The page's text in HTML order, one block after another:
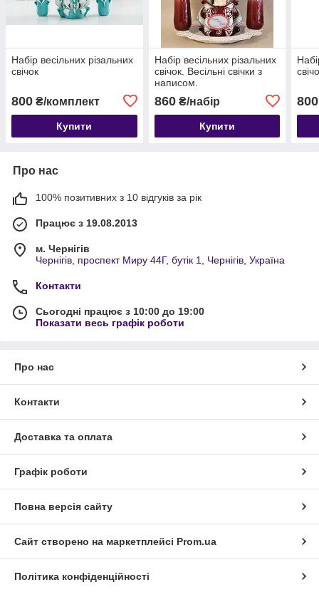
Набір весільних різальних
свічок
800 ₴/комплект
Купити
Набір весільних різальних
свічок. Весільні свічки з
написом.
860₴/набір
Купити
800
Про нас
100% позитивних з 10 відгуків за рік
Працює з 19.08.2013
м. Чернігів
Чернігів, проспект Миру 44Г, бутік 1, Чернігів, Україна
Контакти
Сьогодні працює з 10:00 до 19:00
Показати весь графік роботи
Про нас
Контакти
Доставка та оплата
Графік роботи
Повна версія сайту
Сайт створено на маркетплейсі Prom.ua
Політика конфіденційності